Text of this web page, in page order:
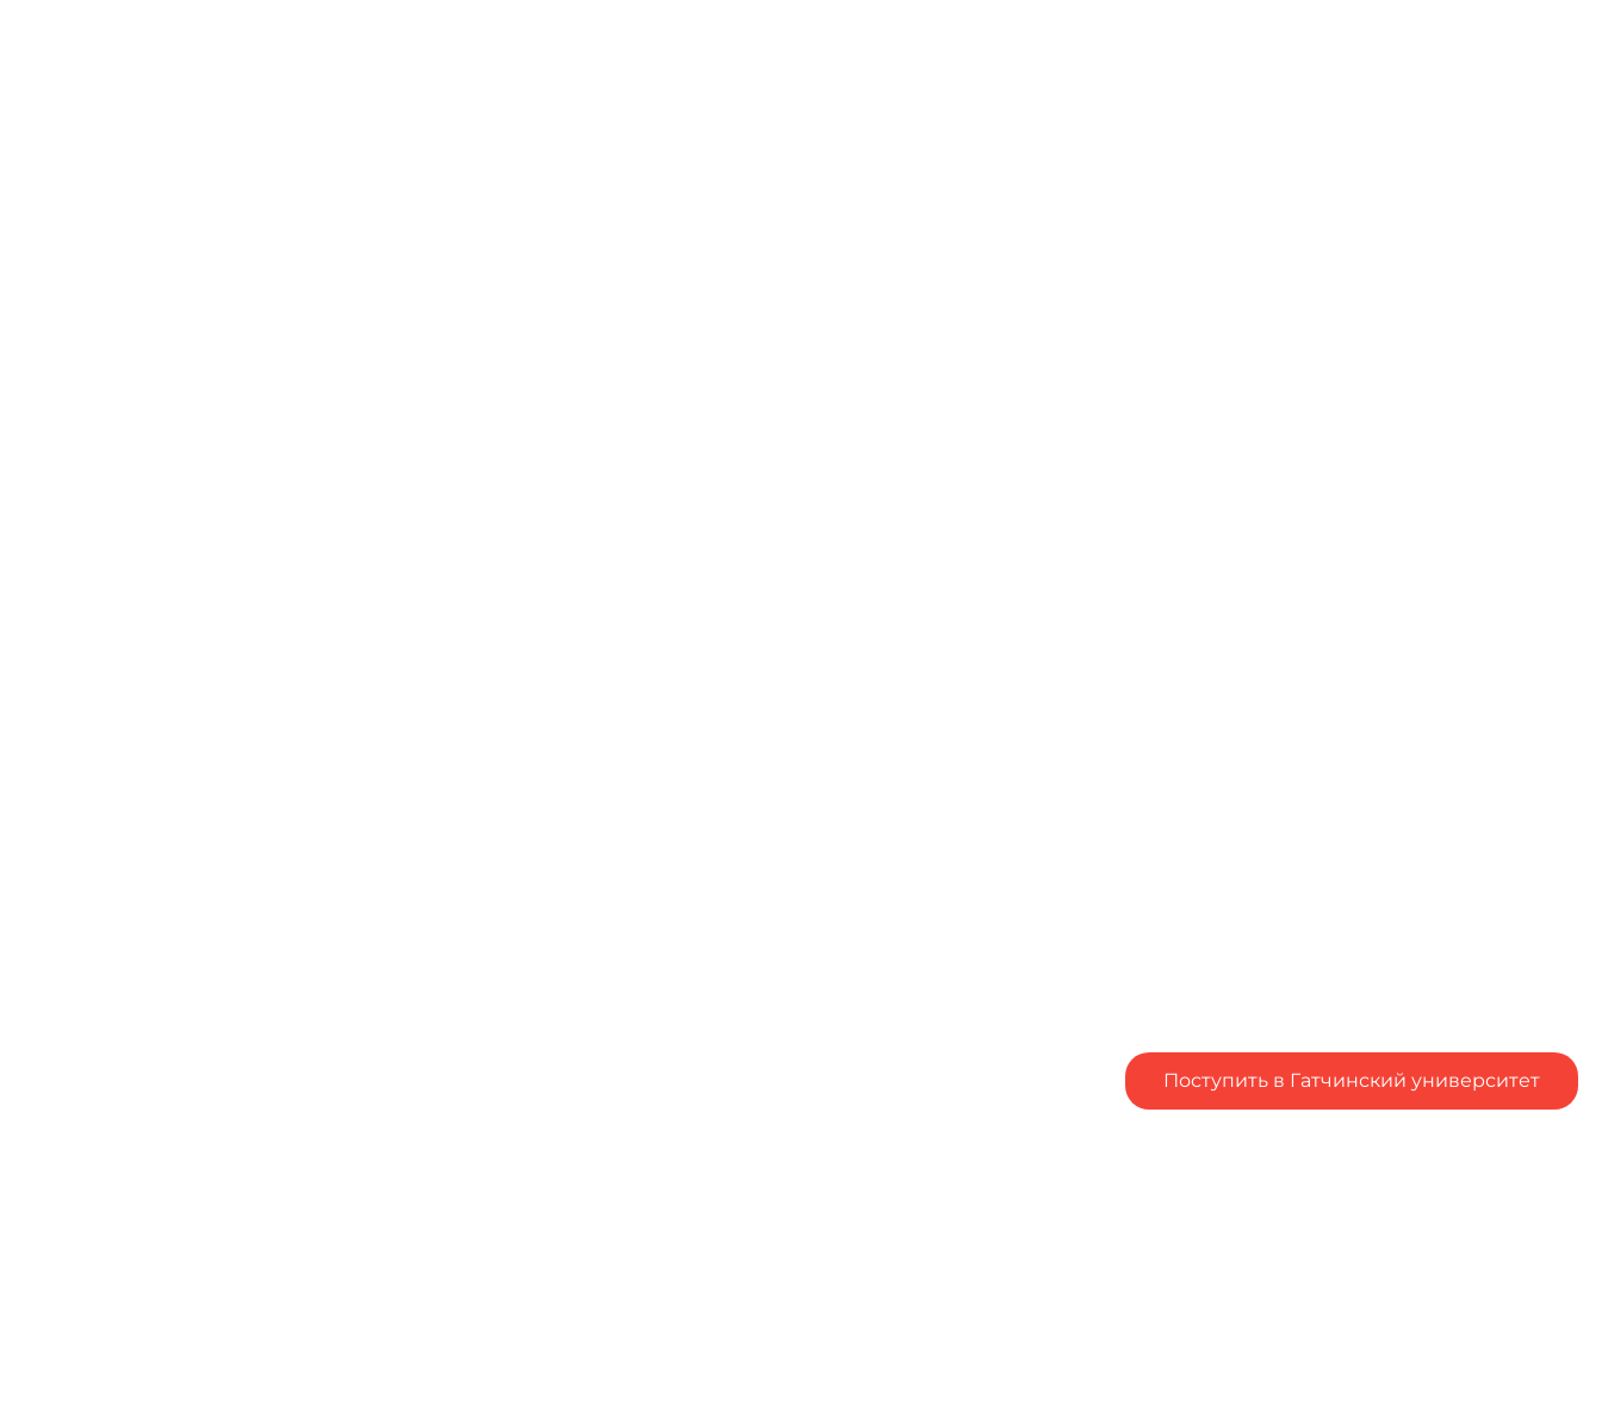
Поступить в Гатчинский университет